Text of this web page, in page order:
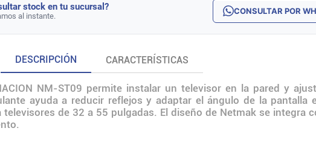
stock en tu sucursal?
al instante. CONSULTAR POR
DESCRIPCIÓN CARACTERÍSTICAS
NM-ST09 permite instalar un televisor en la pared y
ayuda a reducir reflejos y adaptar el ángulo de la pantalla
de 32 a 55 pulgadas. El diseño de Netmak se integra